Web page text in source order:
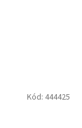
Kód: 444425